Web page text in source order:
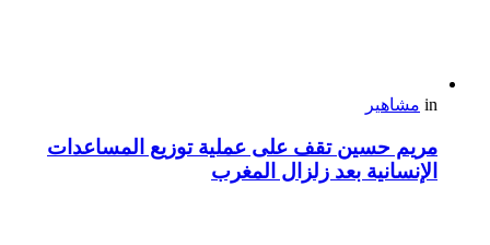
in مشاهير
مريم حسين تقف على عملية توزيع المساعدات
الإنسانية بعد زلزال المغرب